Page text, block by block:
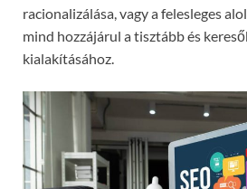
racionalizálása, vagy a felesleges
mind hozzájárul a tisztább és
kialakításához.